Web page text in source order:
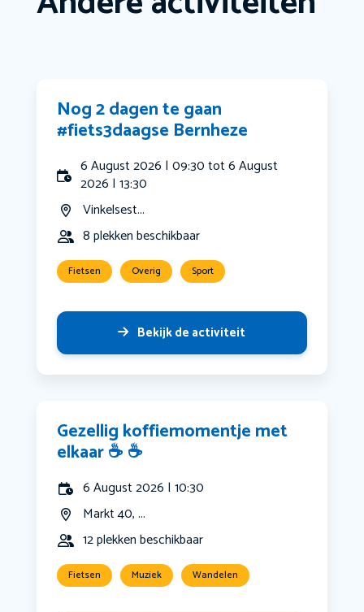
Nog 2 dagen te gaan
#fiets3daagse Bernheze
6 August 2026 | 09:30 tot 6 August
2026 | 13:30
Vinkelsest...
8 plekken beschikbaar
Fietsen Overig Sport
Bekijk de activiteit
Gezellig koffiemomentje met
elkaar ☕️ ☕️
6 August 2026 | 10:30
Markt 40, ...
12 plekken beschikbaar
Fietsen Muziek Wandelen